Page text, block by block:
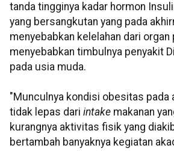
tanda tingginya kadar hormon
yang bersangkutan yang pada
menyebabkan kelelahan dari organ
menyebabkan timbulnya penyakit
pada usia muda.
"Munculnya kondisi obesitas pada
tidak lepas dari intake makanan
kurangnya aktivitas fisik yang
bertambah banyaknya kegiatan